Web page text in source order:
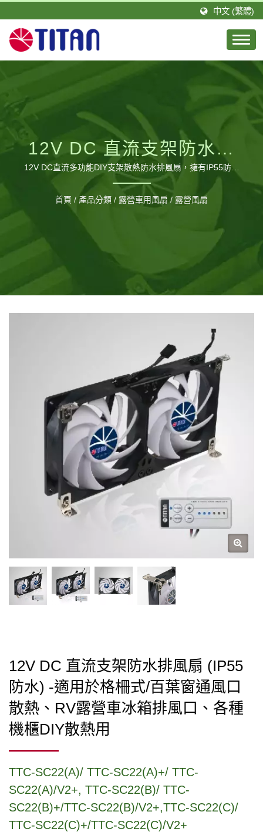
中文 (繁體)
12V DC 直流支架防水排
風扇 (IP55防水) -適用於
格柵式/百葉窗通風口散
熱、RV露營車冰箱排風
口、各種機櫃DIY散熱用
12V DC直流多功能DIY支架散熱防水排風扇，擁有IP55防潑
水等級，加上簡單使用的DIY獨家配件，讓使用者能夠輕鬆組
裝到任何想散熱通風的地方 / 台騰恩科技有限公司是由一群積
極且具有專業技術的團隊所組成。TITAN的總公司設立於台
地約20,000平方公尺以及約460位員工，每月可生產120萬個
首頁 / 產品分類 / 露營車用風扇 / 露營風扇
12V DC 直流支架防水排風扇 (IP55
防水) -適用於格柵式/百葉窗通風口
散熱、RV露營車冰箱排風口、各種
機櫃DIY散熱用
TTC-SC22(A)/ TTC-SC22(A)+/ TTC-
SC22(A)/V2+, TTC-SC22(B)/ TTC-
SC22(B)+/TTC-SC22(B)/V2+,TTC-SC22(C)/
TTC-SC22(C)+/TTC-SC22(C)/V2+